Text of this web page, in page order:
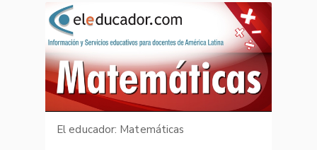
El educador: Matemáticas